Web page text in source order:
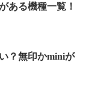
ある機種一覧！
？無印かminiが